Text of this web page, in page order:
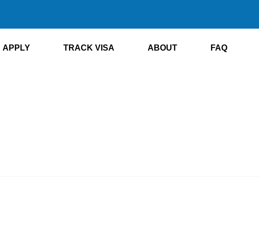
APPLY TRACK VISA ABOUT FAQ